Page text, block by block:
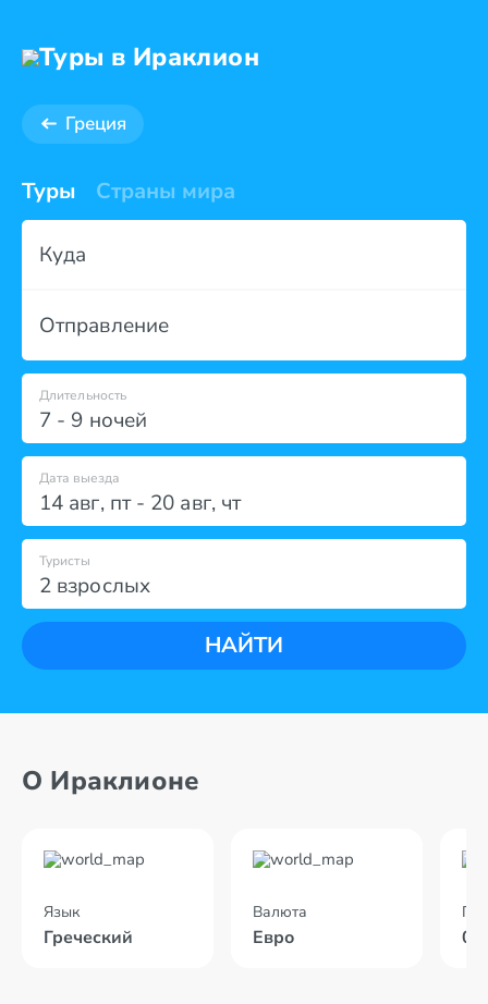
Туры в Ираклион
Греция
Туры Страны мира
Куда
Отправление
7 - 9 ночей
Длительность
Дата выезда
14 авг, пт- 20 авг, чт
2 взрослых
Туристы
НАЙТИ
О Ираклионе
Язык
Греческий
Валюта
Евро